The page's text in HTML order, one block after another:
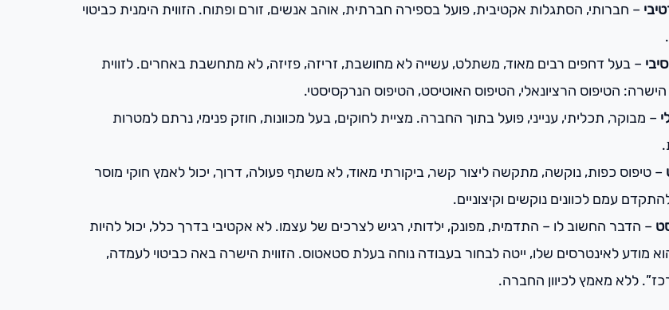
– חברותי, הסתגלות אקטיבית, פועל בספירה חברתית, אוהב אנשים, זורם ופתוח. הזווית הימנית כביטוי
– בעל דחפים רבים מאוד, משתלט, עשייה לא מחושבת, זריזה, פזיזה, לא מתחשבת באחרים. לזווית
הטיפוס הרציונאלי, הטיפוס האוטיסט, הטיפוס הנרקסיסטי.
– מבוקר, תכליתי, ענייני, פועל בתוך החברה. מציית לחוקים, בעל מכוונות, חוזק פנימי, נרתם למטרות
– טיפוס כפות, נוקשה, מתקשה ליצור קשר, ביקורתי מאוד, לא משתף פעולה, דרוך, יכול לאמץ חוקי מוסר
עמם לכוונים נוקשים וקיצוניים.
– הדבר החשוב לו – התדמית, מפונק, ילדותי, רגיש לצרכים של עצמו. לא אקטיבי בדרך כלל, יכול להיות
מודע לאינטרסים שלו, ייטה לבחור בעבודה נוחה בעלת סטאטוס. הזווית הישרה באה כביטוי לעמדה,
ללא מאמץ לכיוון החברה.